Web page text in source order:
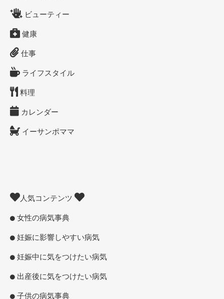
ビューティー
健康
仕事
ライフスタイル
料理
カレンダー
イーサンポママ
人気コンテンツ
女性の病気事典
妊娠に影響しやすい病気
妊娠中に気をつけたい病気
出産後に気をつけたい病気
子供の病気事典